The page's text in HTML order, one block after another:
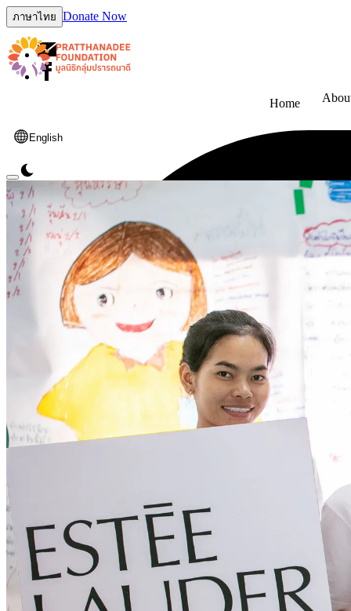
ภาษาไทย Donate Now
Home
English